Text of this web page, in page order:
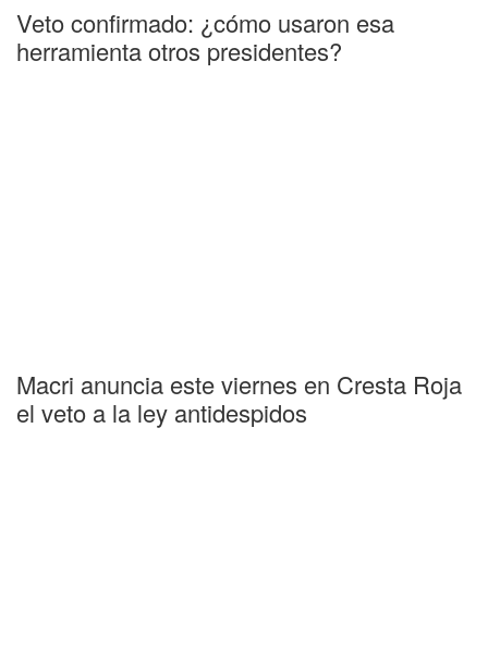
Veto confirmado: ¿cómo usaron esa
herramienta otros presidentes?
Macri anuncia este viernes en Cresta Roja
el veto a la ley antidespidos